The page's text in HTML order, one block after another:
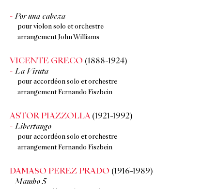
Por una cabeza
pour violon solo et orchestre
arrangement John Williams
VICENTE GRECO (1888-1924)
La Viruta
pour accordéon solo et orchestre
arrangement Fernando Fiszbein
ASTOR PIAZZOLLA (1921-1992)
Libertango
pour accordéon solo et orchestre
arrangement Fernando Fiszbein
DAMASO PEREZ PRADO (1916-1989)
Mambo 5